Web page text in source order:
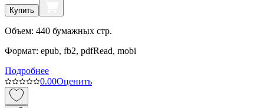
Купить
Объем: 440 бумажных стр.
Формат: epub, fb2, pdfRead, mobi
Подробнее
0.00Оценить